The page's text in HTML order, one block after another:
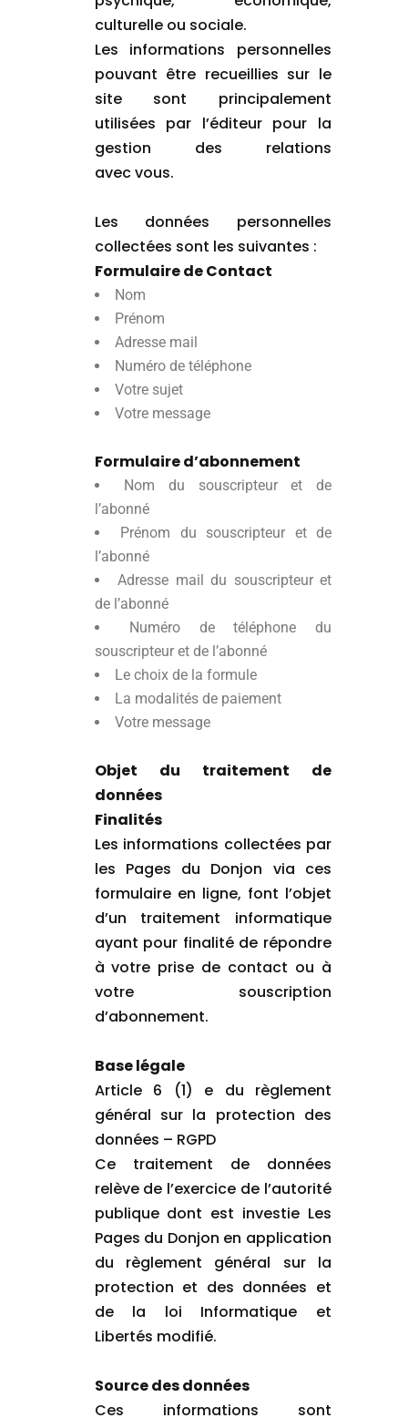
culturelle ou sociale.
Les informations personnelles
pouvant être recueillies sur le
site sont principalement
utilisées par l’éditeur pour la
gestion des relations
avec vous.
Les données personnelles
collectées sont les suivantes :
Formulaire de Contact
Nom
Prénom
Adresse mail
Numéro de téléphone
Votre sujet
Votre message
Formulaire d’abonnement
Nom du souscripteur et de
l’abonné
Prénom du souscripteur et de
l’abonné
Adresse mail du souscripteur et
de l’abonné
Numéro de téléphone du
souscripteur et de l’abonné
Le choix de la formule
La modalités de paiement
Votre message
Objet du traitement de
données
Finalités
Les informations collectées par
les Pages du Donjon via ces
formulaire en ligne, font l’objet
d’un traitement informatique
ayant pour finalité de répondre
à votre prise de contact ou à
votre souscription
d’abonnement.
Base légale
Article 6 (1) e du règlement
général sur la protection des
données – RGPD
Ce traitement de données
relève de l’exercice de l’autorité
publique dont est investie Les
Pages du Donjon en application
du règlement général sur la
protection et des données et
de la loi Informatique et
Libertés modifié.
Source des données
Ces informations sont